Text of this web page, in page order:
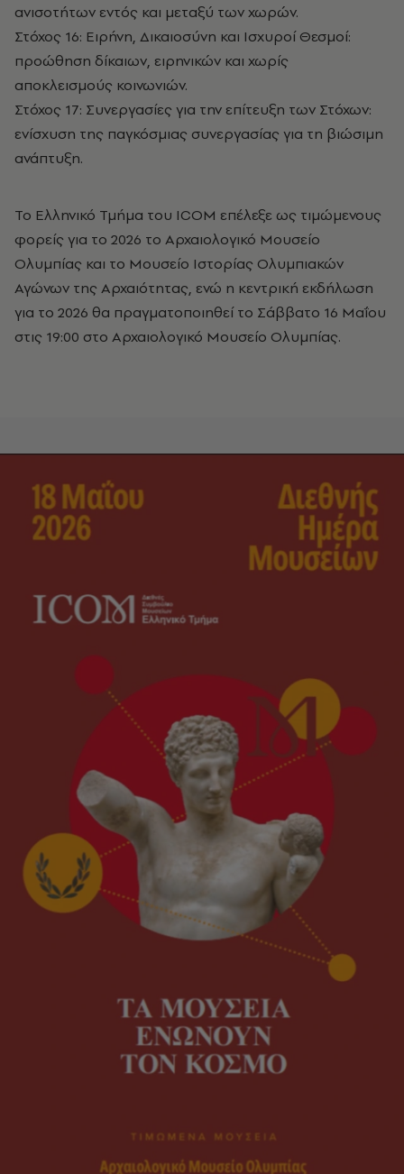
ανισοτήτων εντός και μεταξύ των χωρών.
Στόχος 16: Ειρήνη, Δικαιοσύνη και Ισχυροί Θεσμοί:
προώθηση δίκαιων, ειρηνικών και χωρίς
αποκλεισμούς κοινωνιών.
Στόχος 17: Συνεργασίες για την επίτευξη των Στόχων:
ενίσχυση της παγκόσμιας συνεργασίας για τη βιώσιμη
ανάπτυξη.
Το Ελληνικό Τμήμα του ICOM επέλεξε ως τιμώμενους
φορείς για το 2026 το Αρχαιολογικό Μουσείο
Ολυμπίας και το Μουσείο Ιστορίας Ολυμπιακών
Αγώνων της Αρχαιότητας, ενώ η κεντρική εκδήλωση
για το 2026 θα πραγματοποιηθεί το Σάββατο 16 Μαΐου
στις 19:00 στο Αρχαιολογικό Μουσείο Ολυμπίας.